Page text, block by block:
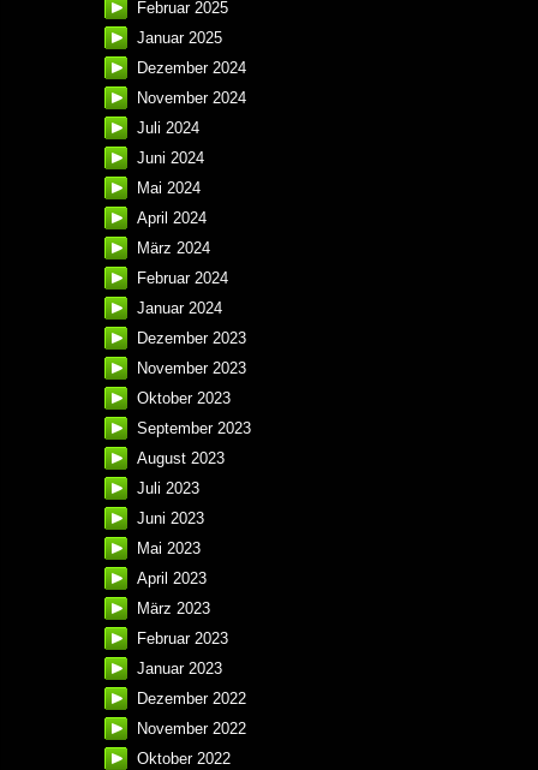
Februar 2025
Januar 2025
Dezember 2024
November 2024
Juli 2024
Juni 2024
Mai 2024
April 2024
März 2024
Februar 2024
Januar 2024
Dezember 2023
November 2023
Oktober 2023
September 2023
August 2023
Juli 2023
Juni 2023
Mai 2023
April 2023
März 2023
Februar 2023
Januar 2023
Dezember 2022
November 2022
Oktober 2022